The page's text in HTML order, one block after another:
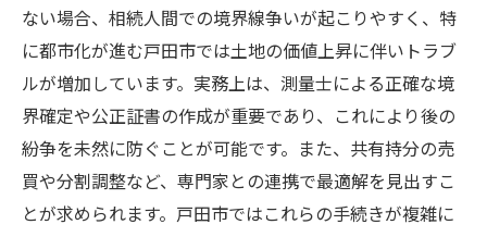
ない場合、相続人間での境界線争いが起こりやすく、特
に都市化が進む戸田市では土地の価値上昇に伴いトラブ
ルが増加しています。実務上は、測量士による正確な境
界確定や公正証書の作成が重要であり、これにより後の
紛争を未然に防ぐことが可能です。また、共有持分の売
買や分割調整など、専門家との連携で最適解を見出すこ
とが求められます。戸田市ではこれらの手続きが複雑に